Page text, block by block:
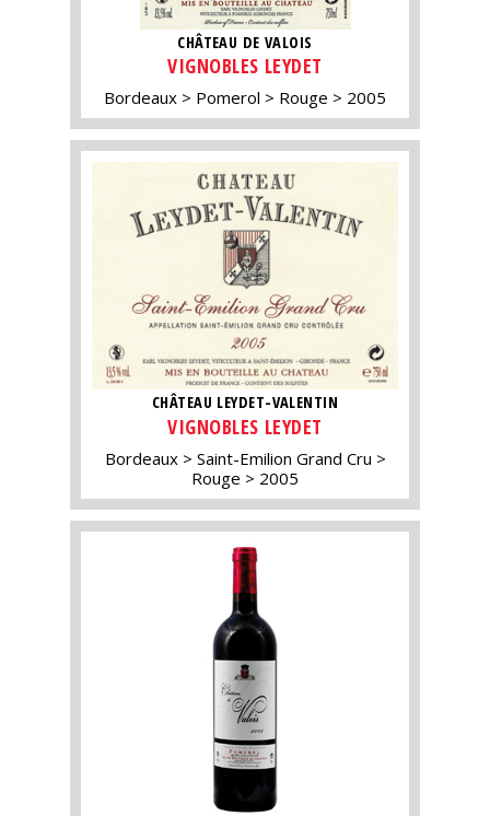
CHÂTEAU DE VALOIS
VIGNOBLES LEYDET
Bordeaux Pomerol Rouge 2005
CHÂTEAU LEYDET-VALENTIN
VIGNOBLES LEYDET
Bordeaux
Saint-Emilion Grand Cru
Rouge
2005